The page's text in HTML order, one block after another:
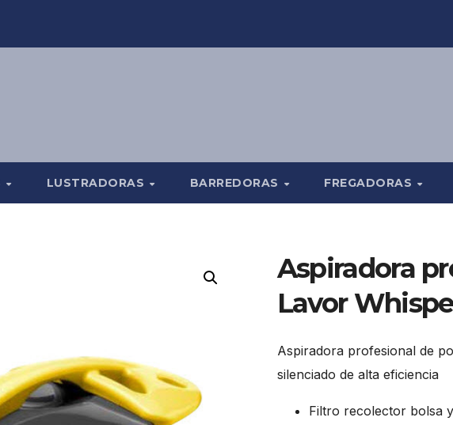
LUSTRADORAS BARREDORAS FREGADORAS
Aspiradora
Lavor
Aspiradora profesional de
silenciado de alta eficiencia
Filtro recolector bolsa